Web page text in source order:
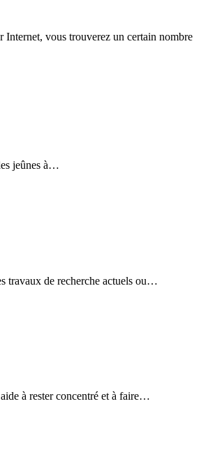
Internet, vous trouverez un certain nombre
jeûnes à…
travaux de recherche actuels ou…
à rester concentré et à faire…